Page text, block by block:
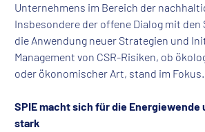
Unternehmens im Bereich der
Insbesondere der offene Dialog mit
die Anwendung neuer Strategien und
Management von CSR-Risiken, ob
oder ökonomischer Art, stand im Fokus.
SPIE macht sich für die
stark